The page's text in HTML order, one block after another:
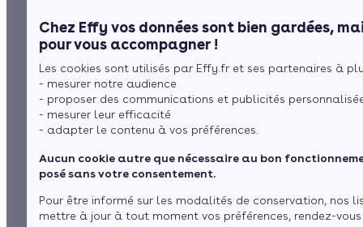
Chez Effy vos données sont bien gardées,
pour vous accompagner !
Les cookies sont utilisés par Effy.fr et ses partenaires à
- mesurer notre audience
- proposer des communications et publicités
- mesurer leur efficacité
- adapter le contenu à vos préférences.
Aucun cookie autre que nécessaire au bon
posé sans votre consentement.
Pour être informé sur les modalités de conservation, nos
mettre à jour à tout moment vos préférences, rendez-
Ma Prime Rénov'
Le chèque énergie
La TVA réduite
L'éco-prêt à taux zéro
Trouver mes aides
Sol
Fenêtres
La chaudière à
accumulation ou
chaudière avec ballon
intégré
parL’équipe de rédaction